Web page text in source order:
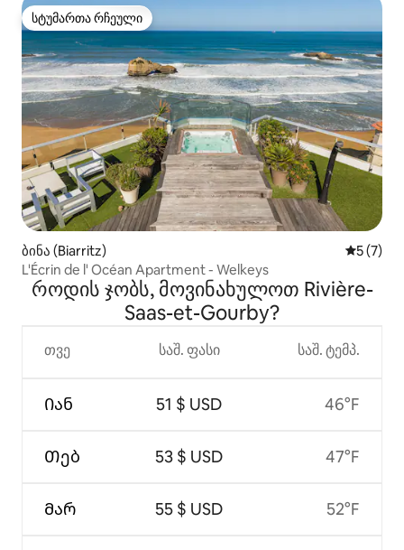
სტუმართა რჩეული
სტუმართა რჩეული
ბინა (Biarritz)
5 (7)
L'Écrin de l' Océan Apartment - Welkeys
როდის ჯობს, მოვინახულოთ Rivière-
Saas-et-Gourby?
თვე
Იან
Თებ
Მარ
საშ. ფასი
51 $ USD
53 $ USD
55 $ USD
საშ. ტემპ.
46°F
47°F
52°F